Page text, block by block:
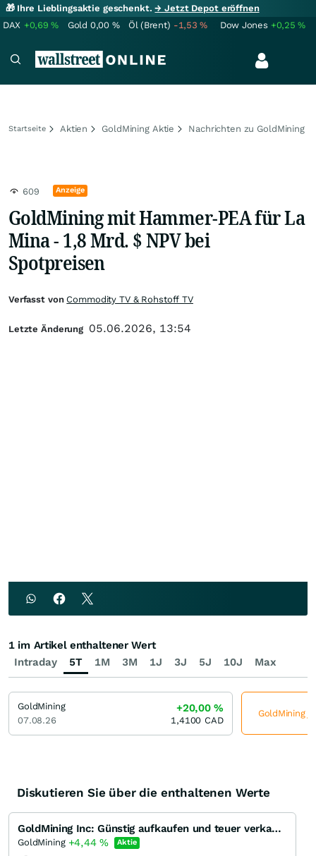
🎁 Ihre Lieblingsaktie geschenkt.→ Jetzt Depot eröffnen
DAX +0,69% Gold 0,00 % Öl (Brent) -1,53% Dow Jones +0,25%
Startseite Aktien GoldMining Aktie Nachrichten zu GoldMining
609 Anzeige
GoldMining mit Hammer-PEA für La
Mina - 1,8 Mrd. $ NPV bei
Spotpreisen
Diskutieren Sie über die enthaltenen Werte
GoldMining Inc: Günstig aufkaufen und teuer verkaufen
GoldMining +4,44 % Aktie
Verfasst von Commodity TV & Rohstoff TV
Letzte Änderung 05.06.2026, 13:54
Intraday 5T 1M 3M 1J 3J 5J 10J Max
1 im Artikel enthaltener Wert
GoldMining
07.08.26
+20,00%
1,4100 CAD
GoldMining